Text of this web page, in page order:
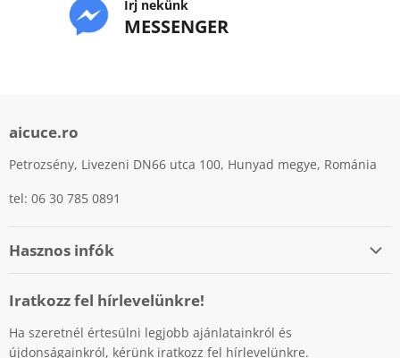
Írj nekünk
MESSENGER
aicuce.ro
Petrozsény, Livezeni DN66 utca 100, Hunyad megye, Románia
tel: 06 30 785 0891
Hasznos infók
Cookiek (sütik) használatának szabályzata
Fizetési lehetőségek
Iratkozz fel hírlevelünkre!
Ha szeretnél értesülni legjobb ajánlatainkról és
újdonságainkról, kérünk iratkozz fel hírlevelünkre.